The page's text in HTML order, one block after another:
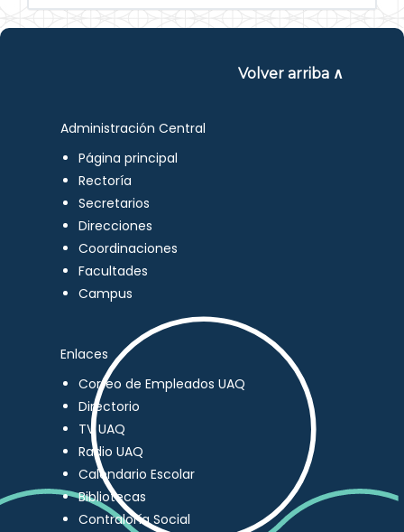
Volver arriba ∧
Administración Central
Página principal
Rectoría
Secretarios
Direcciones
Coordinaciones
Facultades
Campus
Enlaces
Correo de Empleados UAQ
Directorio
TV UAQ
Radio UAQ
Calendario Escolar
Bibliotecas
Contraloría Social